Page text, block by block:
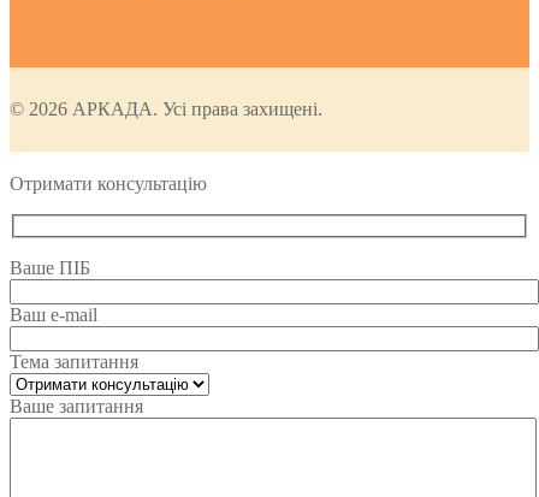
© 2026 АРКАДА. Усі права захищені.
Отримати консультацію
Ваше ПІБ
Ваш e-mail
Тема запитання
Ваше запитання